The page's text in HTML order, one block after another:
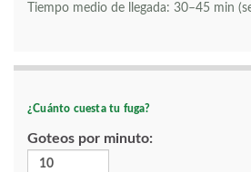
Tiempo medio de llegada: 30–45 min
¿Cuánto cuesta tu fuga?
Goteos por minuto: